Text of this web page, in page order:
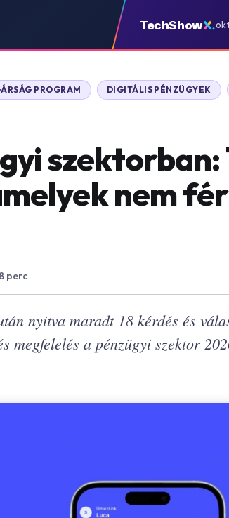
TechShow
PROGRAM DIGITÁLIS PÉNZÜGYEK
szektorban:
nem
perc
nyitva maradt 18 kérdés és
megfelelés a pénzügyi szektor